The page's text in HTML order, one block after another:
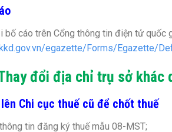
bố cáo trên Cổng thông tin điện tử quốc
egazette/Forms/Egazette/
đổi địa chỉ trụ sở khác
Chi cục thuế cũ để chốt thuế
tin đăng ký thuế mẫu 08-MST;